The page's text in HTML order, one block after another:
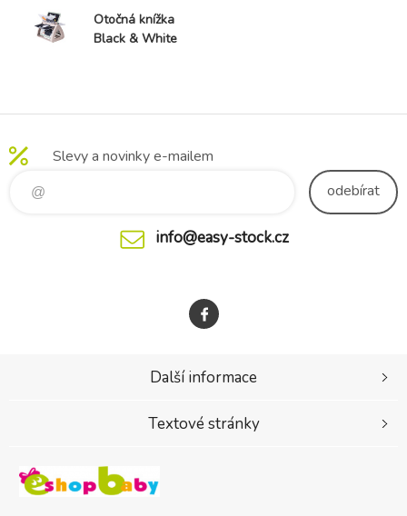
Otočná knížka
Black & White
Slevy a novinky e-mailem
odebírat
info@easy-stock.cz
Další informace
Textové stránky